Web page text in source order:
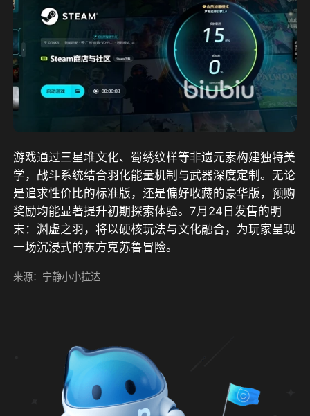
游戏通过三星堆文化、蜀绣纹样等非遗元素构建独特美
学，战斗系统结合羽化能量机制与武器深度定制。无论
是追求性价比的标准版，还是偏好收藏的豪华版，预购
奖励均能显著提升初期探索体验。7月24日发售的明
末：渊虚之羽，将以硬核玩法与文化融合，为玩家呈现
一场沉浸式的东方克苏鲁冒险。
来源：宁静小小拉达